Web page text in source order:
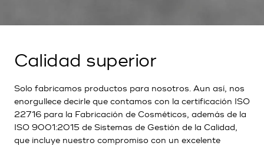
Calidad superior
Solo fabricamos productos para nosotros. Aun así, nos
enorgullece decirle que contamos con la certificación ISO
22716 para la Fabricación de Cosméticos, además de la
ISO 9001:2015 de Sistemas de Gestión de la Calidad,
que incluye nuestro compromiso con un excelente